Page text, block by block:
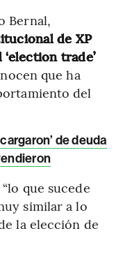
Bernal,
de XP
trade’
que ha
del
de deuda
que sucede
similar a lo
la elección de